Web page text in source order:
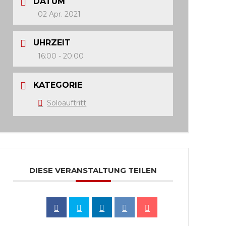
02 Apr. 2021
UHRZEIT
16:00 - 20:00
KATEGORIE
Soloauftritt
DIESE VERANSTALTUNG TEILEN